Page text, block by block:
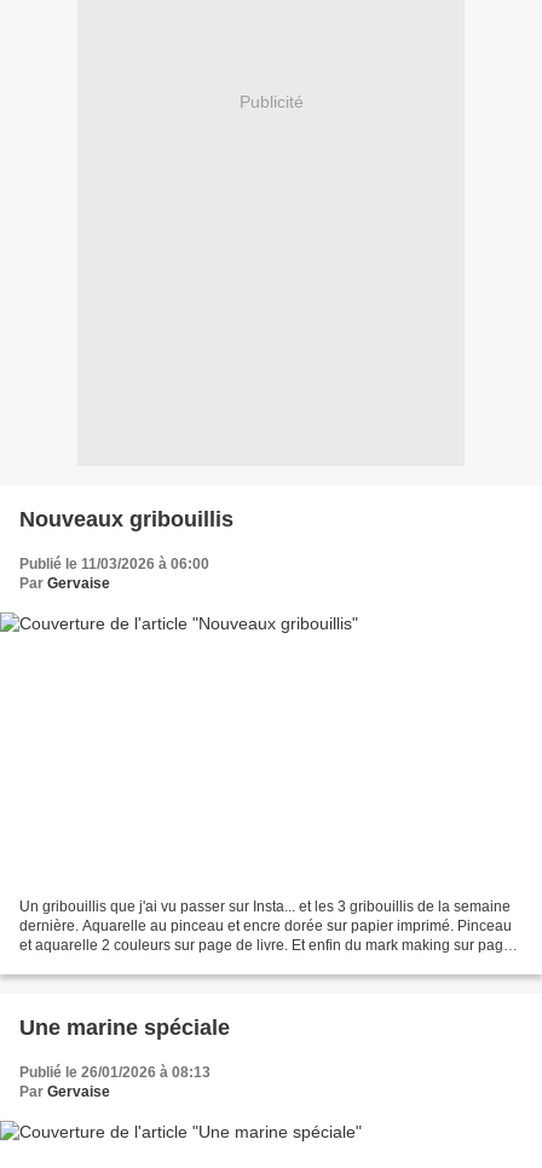
Publicité
Nouveaux gribouillis
Publié le 11/03/2026 à 06:00
Par Gervaise
Un gribouillis que j'ai vu passer sur Insta... et les 3 gribouillis de la semaine
dernière. Aquarelle au pinceau et encre dorée sur papier imprimé. Pinceau
et aquarelle 2 couleurs sur page de livre. Et enfin du mark making sur page
Une marine spéciale
Publié le 26/01/2026 à 08:13
Par Gervaise